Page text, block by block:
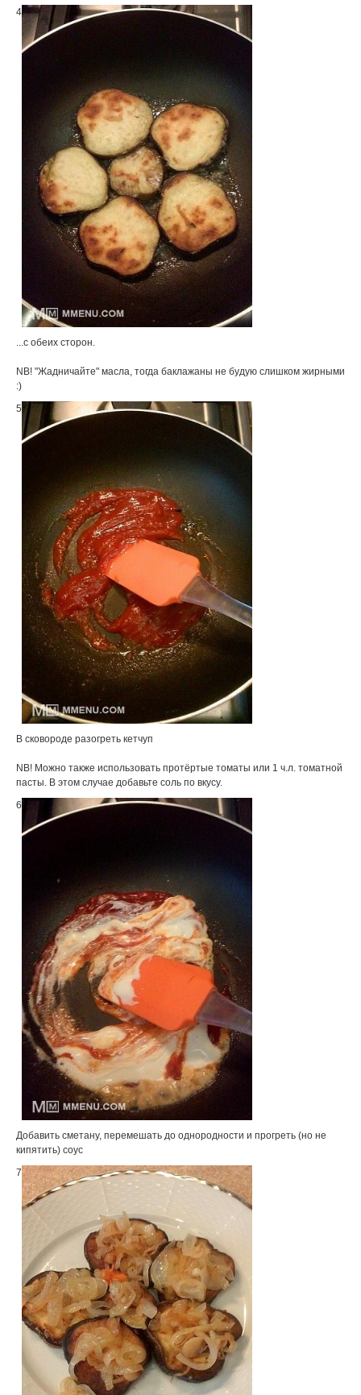
4
...с обеих сторон.
NB! "Жадничайте" масла, тогда баклажаны не будую слишком жирными
:)
5
В сковороде разогреть кетчуп
NB! Можно также использовать протёртые томаты или 1 ч.л. томатной
пасты. В этом случае добавьте соль по вкусу.
6
Добавить сметану, перемешать до однородности и прогреть (но не
кипятить) соус
7